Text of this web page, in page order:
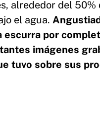
alrededor del
el agua.
escurra por
imágenes
tuvo sobre sus